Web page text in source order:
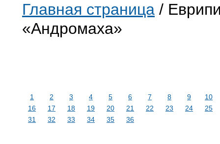
Главная страница /
«Андромаха»
1 2 3 4 5 6 7 8 9
10
16
17 18 19 20 21 22 23 24
25
31
32 33 34 35 36